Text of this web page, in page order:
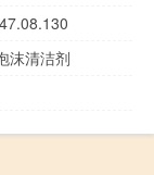
沫清洁剂